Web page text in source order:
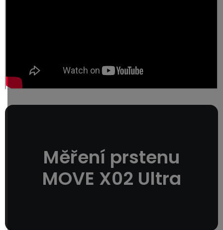
Měření prstenu
MOVE X02 Ultra